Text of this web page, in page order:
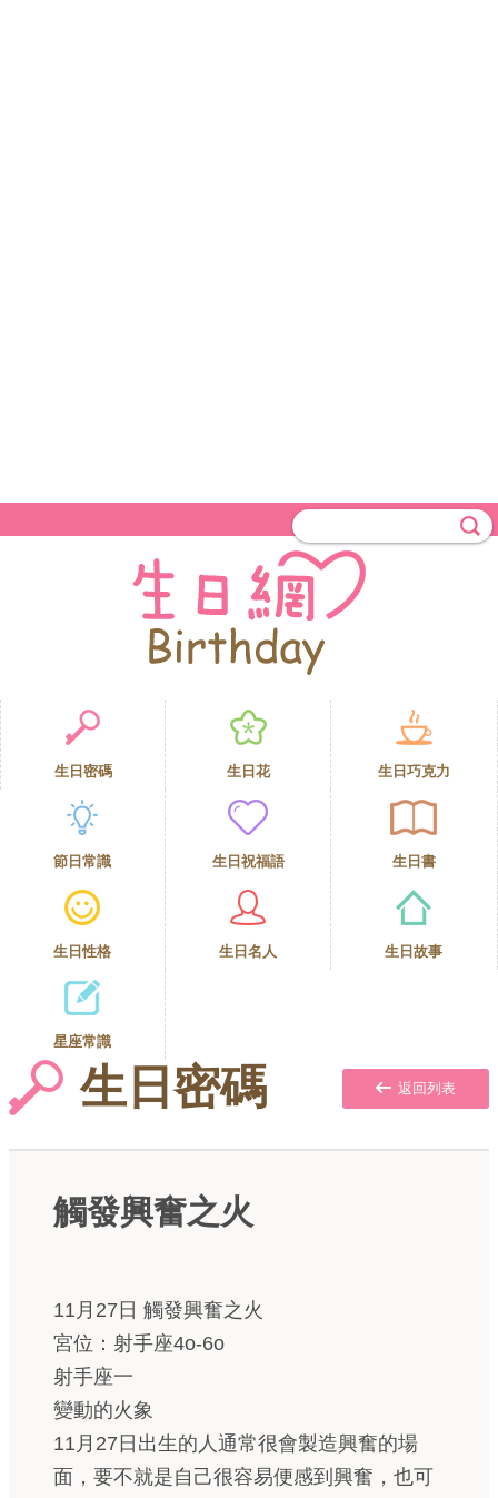
生日密碼 生日花 生日巧克力
節日常識 生日祝福語 生日書
生日性格 生日名人 生日故事
星座常識
生日密碼 返回列表
觸發興奮之火
11月27日 觸發興奮之火
宮位：射手座4o-6o
射手座一
變動的火象
11月27日出生的人通常很會製造興奮的場
面，要不就是自己很容易便感到興奮，也可